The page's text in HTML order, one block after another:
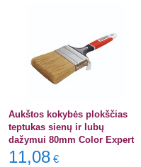
Aukštos kokybės plokščias
teptukas sienų ir lubų
dažymui 80mm Color Expert
11,08 €